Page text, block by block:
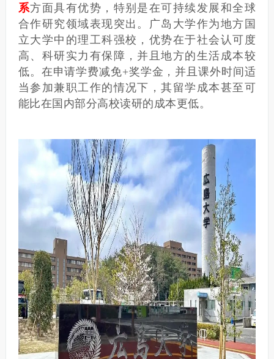
系方面具有优势，特别是在可持续发展和全球
合作研究领域表现突出。
广岛大学作为地方国
立大学中的理工科强校，优势在于社会认可度
高、科研实力有保障，并且地方的生活成本较
低。 在申请学费减免+奖学金，并且课外时间适
当参加兼职工作的情况下，其留学成本甚至可
能比在国内部分高校读研的成本更低。